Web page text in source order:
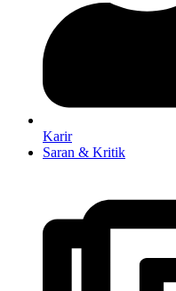
Karir
Saran & Kritik